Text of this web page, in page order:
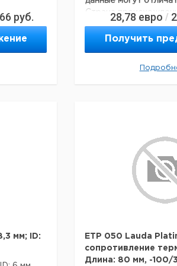
м3
руб.
Страна28,78 евро /
Получить
мм; ID:
ETP 050 Lauda
сопротивление
Длина: 80 мм, -100/